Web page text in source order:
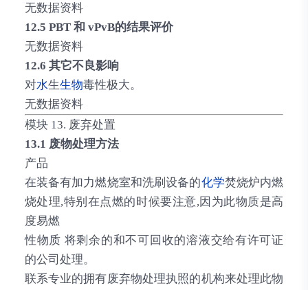
无数据资料
12.5 PBT 和 vPvB的结果评价
无数据资料
12.6 其它不良影响
对水生生物毒性极大。
无数据资料
模块 13. 废弃处置
13.1 废物处理方法
产品
在装备有加力燃烧室和洗刷设备的化学焚烧炉内燃
烧处理,特别在点燃的时候要注意,因为此物质是高
度易燃
性物质 将剩余的和不可回收的溶液交给有许可证
的公司处理。
联系专业的拥有废弃物处理执照的机构来处理此物